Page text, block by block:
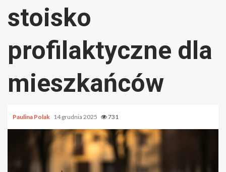
stoisko
profilaktyczne dla
mieszkańców
Paulina Polak 14 grudnia 2025 731